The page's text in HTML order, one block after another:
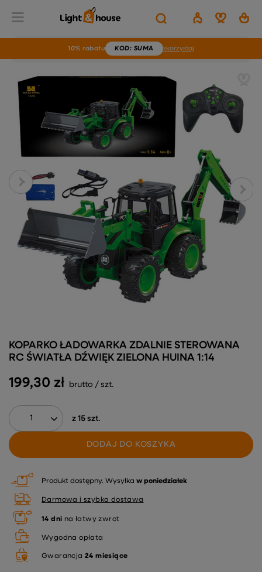
10% rabatu KOD: SUMA skorzystaj
199,30 zł brutto / szt.
z 15 szt.
DODAJ DO KOSZYKA
KOPARKO ŁADOWARKA ZDALNIE STEROWANA
RC ŚWIATŁA DŹWIĘK ZIELONA HUINA 1:14
Produkt dostępny Wysyłka w poniedziałek
Darmowa i szybka dostawa
14 dni na łatwy zwrot
Wygodna opłata
Gwarancja 24 miesiące